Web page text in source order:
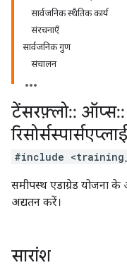
सार्वजनिक स्थैतिक कार्य
संरचनाएँ
सार्वजनिक गुण
संचालन
टेंसरफ़्लो:: ऑप्स::
#include
समीपस्थ एडाग्रेड योजना के
अद्यतन करें।
सारांश